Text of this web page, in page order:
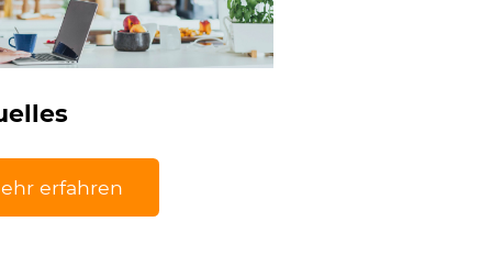
erfahren